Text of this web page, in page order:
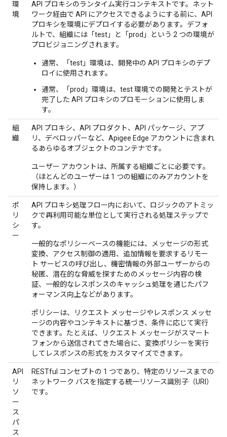
環
境
API プロキシのランタイム実行コンテキストです。ネット
ワーク経由で API にアクセスできるようにする前に、API
プロキシを環境にデプロイする必要があります。デフォ
ルトで、組織には「test」と「prod」という 2 つの環境が
プロビジョニングされます。
通常、「test」環境は、開発中の API プロキシのデプ
ロイに使用されます。
通常、「prod」環境は、test 環境での開発とテストが
完了した API プロキシのプロモーションに使用しま
す。
組
織
API プロキシ、API プロダクト、API パッケージ、アプ
リ、デベロッパーなど、Apigee Edge アカウントに含まれ
るあらゆるオブジェクトのコンテナです。
ユーザー アカウントは、所属する組織ごとに必要です。
（ほとんどのユーザーは 1 つの組織にのみアカウントを
保持します。）
ポ
リ
シ
ー
API プロキシ処理フロー内において、ロジックのアトミッ
クで再利用可能な単位として実行される処理ステップで
す。
一般的なポリシーベースの機能には、メッセージの形式
変換、アクセス制御の適用、追加情報を要求するリモー
ト サービスの呼び出し、機密情報の外部ユーザーからの
秘匿、潜在的な脅威を探すためのメッセージ内容の検
証、一般的なレスポンスのキャッシュ処理を通じたパフ
ォーマンス向上などがあります。
ポリシーは、リクエスト メッセージやレスポンス メッセ
ージの内容やコンテキストに基づき、条件に応じて実行
できます。たとえば、リクエスト メッセージがスマート
フォンから送信されてきた場合に、変換ポリシーを実行
してレスポンスの形式をカスタマイズできます。
API
リ
ソ
ー
ス
パ
ス
RESTful コンセプトの 1 つであり、特定のリソースまでの
ネットワーク パスを指定する統一リソース識別子（URI）
です。